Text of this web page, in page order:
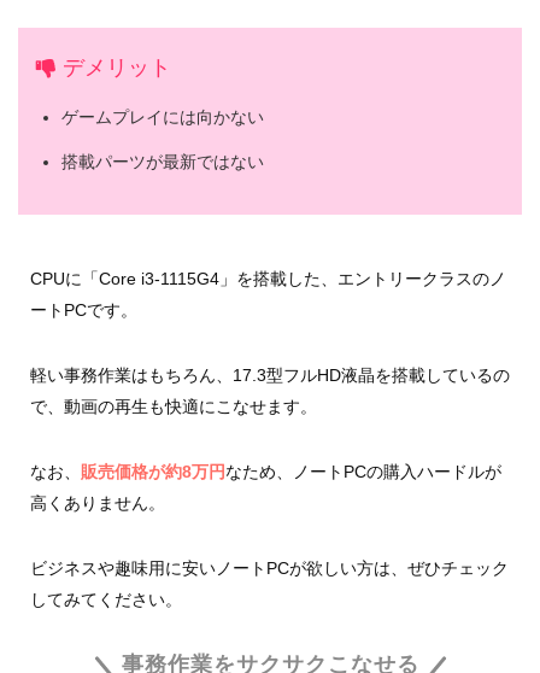
デメリット
ゲームプレイには向かない
搭載パーツが最新ではない
CPUに「Core i3-1115G4」を搭載した、エントリークラスのノ
ートPCです。
軽い事務作業はもちろん、17.3型フルHD液晶を搭載しているの
で、動画の再生も快適にこなせます。
なお、 販売価格が約8万円なため、ノートPCの購入ハードルが
高くありません。
ビジネスや趣味用に安いノートPCが欲しい方は、ぜひチェック
してみてください。
事務作業をサクサクこなせる